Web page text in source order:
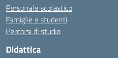
Personale scolastico
Famiglie e studenti
Percorsi di studio
Didattica